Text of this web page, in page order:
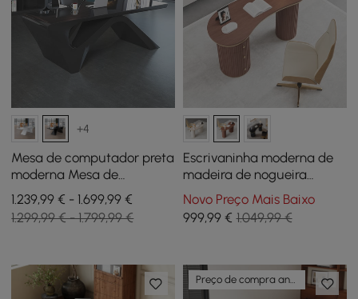
+4
Mesa de computador preta
moderna Mesa de
escritório retangular com
base de pedestal (71")
1.239,99 € - 1.699,99 €
1.299,99 € - 1.799,99 €
Escrivaninha moderna de
madeira de nogueira
curvada de 55" com 3
gavetas e base de
pedestal duplo canelado
Novo Preço Mais Baixo
999,99€ 1.049,99 €
Preço de compra antecipada